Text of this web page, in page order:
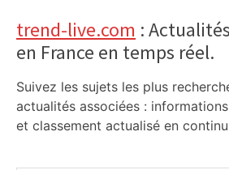
trend-live.com :
en France en temps réel.
Suivez les sujets les plus
actualités associées :
et classement actualisé en